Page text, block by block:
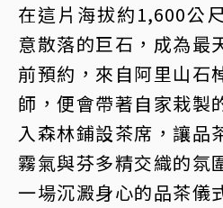
在這片海拔約1,600公
意散落的巨石，成為最
前預約，來自阿里山石
師，便會帶著自家栽製
入森林鋪設茶席，讓品
霧氣與芬多精交織的氛
一場沉澱身心的品茶儀